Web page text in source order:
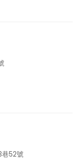
巷52號